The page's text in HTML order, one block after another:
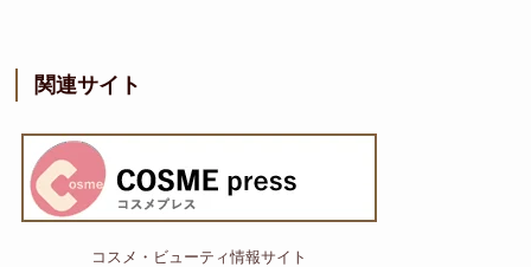
関連サイト
コスメ・ビューティ情報サイト